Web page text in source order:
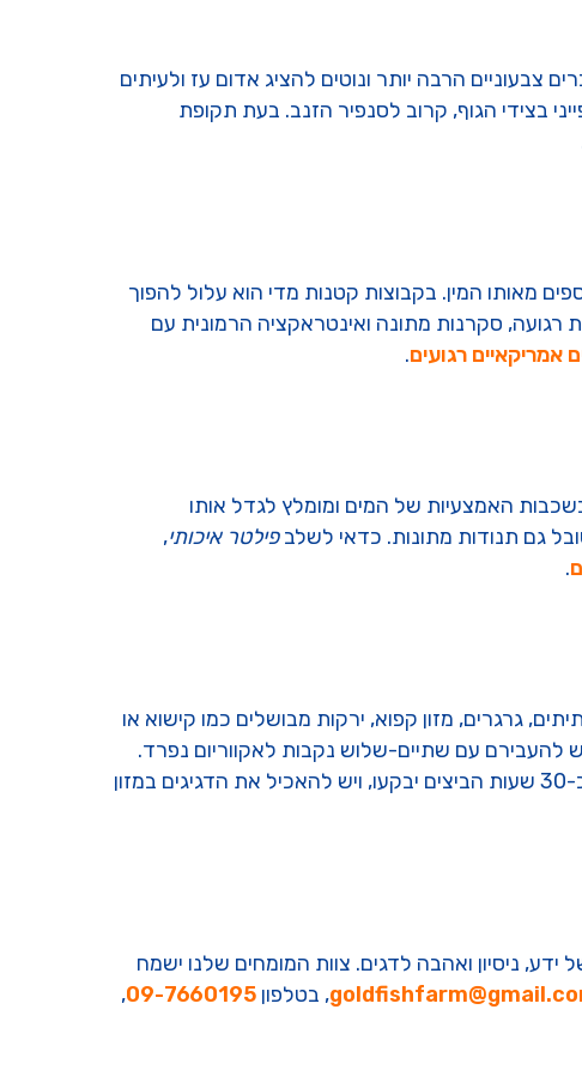
צבעוניים הרבה יותר ונוטים להציג אדום עז ולעיתים
בצידי הגוף, קרוב לסנפיר הזנב. בעת תקופת
מאותו המין. בקבוצות קטנות מדי הוא עלול להפוך
רגועה, סקרנות מתונה ואינטראקציה הרמונית עם
אמריקאיים רגועים.
האמצעיות של המים ומומלץ לגדל אותו
פילטר איכותי,
.
גרגרים, מזון קפוא, ירקות מבושלים כמו קישוא או
להעבירם עם שתיים-שלוש נקבות לאקווריום נפרד.
הנקבה מטילה מאות ביצים שיידבקו לצמחייה או למשטחים, ויש להוציא את ההורים מיד לאחר ההטלה. לאחר כ-30 שעות הביצים יבקעו, ויש להאכיל את הדגיגים במזון
ניסיון ואהבה לדגים. צוות המומחים שלנו ישמח
, בטלפון 09-7660195
,